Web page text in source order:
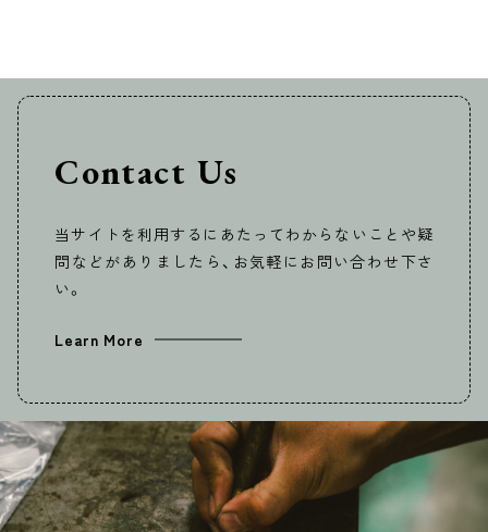
Contact Us
当サイトを利用するにあたってわからないことや疑
問などがありましたら、お気軽にお問い合わせ下さ
い。
Learn More